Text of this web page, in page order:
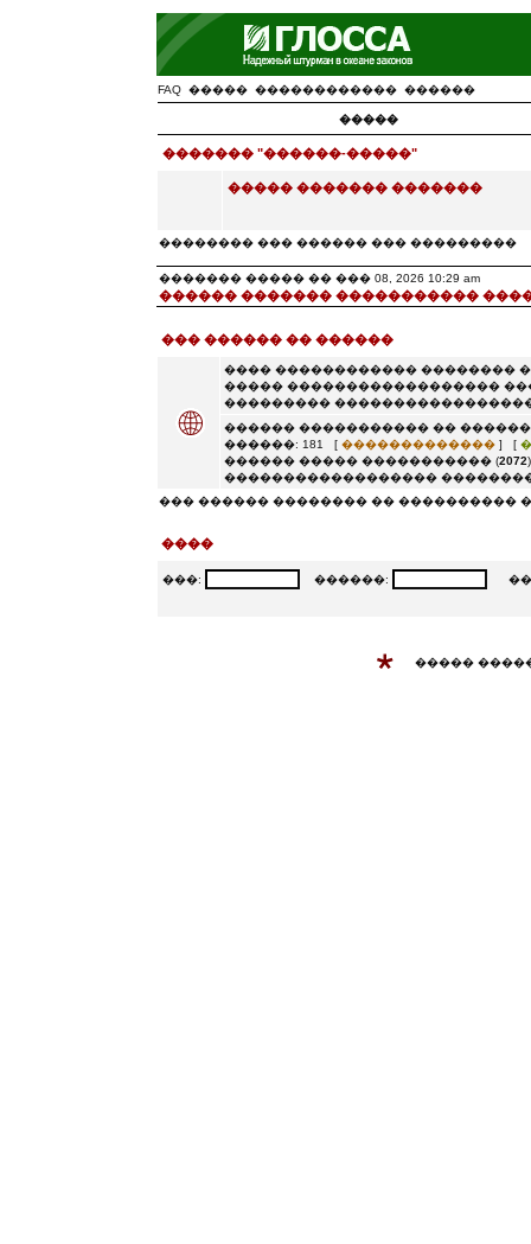
FAQ ����� ������������ ������
�����
������� "������-�����"
����� ������� �������
�������� ��� ������ ��� ���������
������� ����� �� ��� 08, 2026 10:29 am
������ ������� �����������
��� ������ �� ������
���� ������������ ��������
����� ������������������
���������
������ ����������� ��
������: 181 [ �������������] [
������ ����� ����������� (2072
������������������
��� ������ �������� �� ����������
����
���: ������:
�����